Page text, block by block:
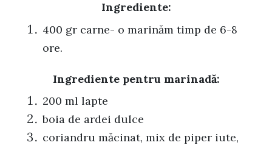
Ingrediente:
400 gr carne- o marinăm timp de 6-8
ore.
Ingrediente pentru marinadă:
200 ml lapte
boia de ardei dulce
coriandru măcinat, mix de piper iute,